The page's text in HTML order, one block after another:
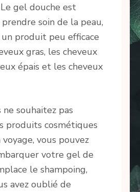
gel douche est
soin de la peau,
produit peu efficace
gras, les cheveux
épais et les cheveux
souhaitez pas
produits cosmétiques
voyage, vous pouvez
votre gel de
le shampoing,
avez oublié de